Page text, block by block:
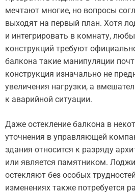
мечтают многие, но вопросы
выходят на первый план. Хотя
и интегрировать в комнату,
конструкций требуют
балкона такие манипуляции
конструкция изначально не
увеличения нагрузки, а
к аварийной ситуации.
Даже остекление балкона в
уточнения в управляющей
здания относится к разряду
или является памятником.
остекляют без особых
изменениях также потребуется